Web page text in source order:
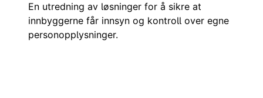
En utredning av løsninger for å sikre at
innbyggerne får innsyn og kontroll over egne
personopplysninger.